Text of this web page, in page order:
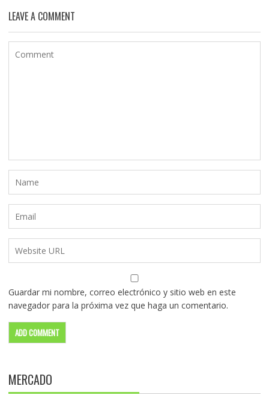
LEAVE A COMMENT
Guardar mi nombre, correo electrónico y sitio web en este
navegador para la próxima vez que haga un comentario.
MERCADO